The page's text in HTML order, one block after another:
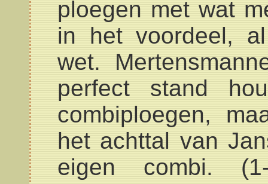
ploegen met wat
in het voordeel,
wet.
perfect stand
combiploegen,
het achttal van
eigen combi.